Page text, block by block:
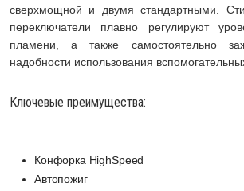
сверхмощной и двумя стандартными.
переключатели плавно регулируют
пламени, а также самостоятельно
надобности использования
Ключевые преимущества:
Конфорка HighSpeed
Автопожиг